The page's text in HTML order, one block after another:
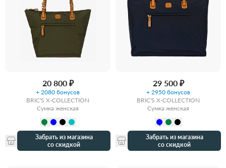
20 800 ₽
+ 2080 бонусов
BRIC'S X-COLLECTION
Сумка женская
Забрать из магазина
со скидкой
29 500 ₽
+ 2950 бонусов
BRIC'S X-COLLECTION
Сумка женская
Забрать из магазина
со скидкой